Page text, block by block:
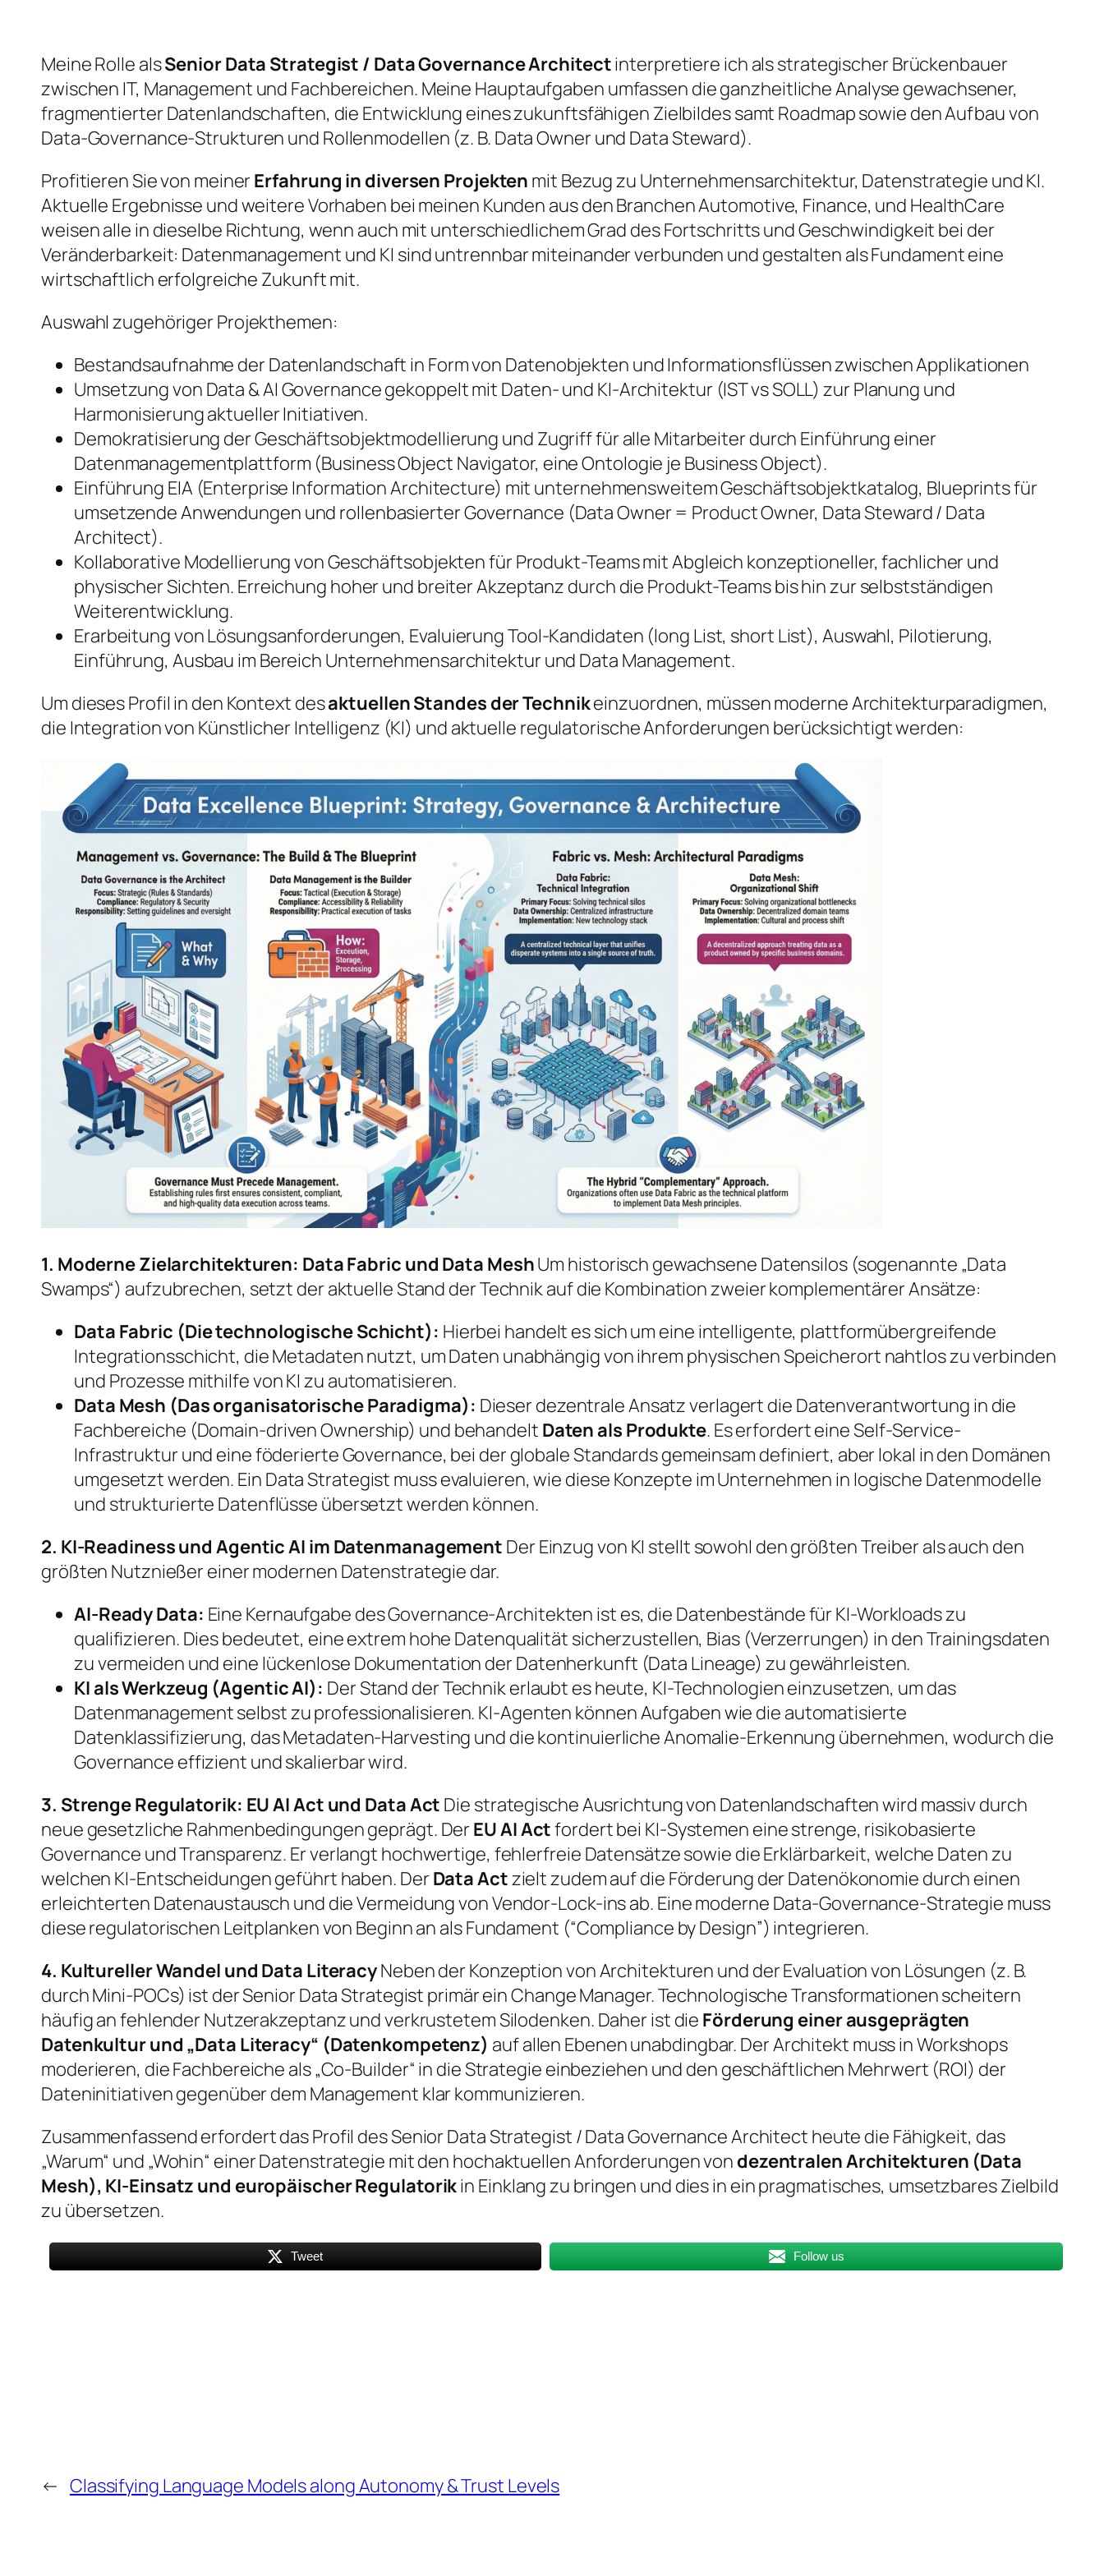
Meine Rolle alsSenior Data Strategist / Data Governance Architectinterpretiere ich als strategischer Brückenbauer
zwischen IT, Management und Fachbereichen. Meine Hauptaufgaben umfassen die ganzheitliche Analyse gewachsener,
fragmentierter Datenlandschaften, die Entwicklung eines zukunftsfähigen Zielbildes samt Roadmap sowie den Aufbau von
Data-Governance-Strukturen und Rollenmodellen (z. B. Data Owner und Data Steward).
Profitieren Sie von meiner Erfahrung in diversen Projekten mit Bezug zu Unternehmensarchitektur, Datenstrategie und KI.
Aktuelle Ergebnisse und weitere Vorhaben bei meinen Kunden aus den Branchen Automotive, Finance, und HealthCare
weisen alle in dieselbe Richtung, wenn auch mit unterschiedlichem Grad des Fortschritts und Geschwindigkeit bei der
Veränderbarkeit: Datenmanagement und KI sind untrennbar miteinander verbunden und gestalten als Fundament eine
wirtschaftlich erfolgreiche Zukunft mit.
Auswahl zugehöriger Projekthemen:
Bestandsaufnahme der Datenlandschaft in Form von Datenobjekten und Informationsflüssen zwischen Applikationen
Umsetzung von Data & AI Governance gekoppelt mit Daten- und KI-Architektur (IST vs SOLL) zur Planung und
Harmonisierung aktueller Initiativen.
Demokratisierung der Geschäftsobjektmodellierung und Zugriff für alle Mitarbeiter durch Einführung einer
Datenmanagementplattform (Business Object Navigator, eine Ontologie je Business Object).
Einführung EIA (Enterprise Information Architecture) mit unternehmensweitem Geschäftsobjektkatalog, Blueprints für
umsetzende Anwendungen und rollenbasierter Governance (Data Owner = Product Owner, Data Steward / Data
Architect).
Kollaborative Modellierung von Geschäftsobjekten für Produkt-Teams mit Abgleich konzeptioneller, fachlicher und
physischer Sichten. Erreichung hoher und breiter Akzeptanz durch die Produkt-Teams bis hin zur selbstständigen
Weiterentwicklung.
Erarbeitung von Lösungsanforderungen, Evaluierung Tool-Kandidaten (long List, short List), Auswahl, Pilotierung,
Einführung, Ausbau im Bereich Unternehmensarchitektur und Data Management.
Um dieses Profil in den Kontext desaktuellen Standes der Technikeinzuordnen, müssen moderne Architekturparadigmen,
die Integration von Künstlicher Intelligenz (KI) und aktuelle regulatorische Anforderungen berücksichtigt werden:
1. Moderne Zielarchitekturen: Data Fabric und Data MeshUm historisch gewachsene Datensilos (sogenannte „Data
Swamps“) aufzubrechen, setzt der aktuelle Stand der Technik auf die Kombination zweier komplementärer Ansätze:
Data Fabric (Die technologische Schicht): Hierbei handelt es sich um eine intelligente, plattformübergreifende
Integrationsschicht, die Metadaten nutzt, um Daten unabhängig von ihrem physischen Speicherort nahtlos zu verbinden
und Prozesse mithilfe von KI zu automatisieren.
Data Mesh (Das organisatorische Paradigma): Dieser dezentrale Ansatz verlagert die Datenverantwortung in die
Fachbereiche (Domain-driven Ownership) und behandelt Daten als Produkte. Es erfordert eine Self-Service-
Infrastruktur und eine föderierte Governance, bei der globale Standards gemeinsam definiert, aber lokal in den Domänen
umgesetzt werden. Ein Data Strategist muss evaluieren, wie diese Konzepte im Unternehmen in logische Datenmodelle
und strukturierte Datenflüsse übersetzt werden können.
2. KI-Readiness und Agentic AI im Datenmanagement Der Einzug von KI stellt sowohl den größten Treiber als auch den
größten Nutznießer einer modernen Datenstrategie dar.
AI-Ready Data: Eine Kernaufgabe des Governance-Architekten ist es, die Datenbestände für KI-Workloads zu
qualifizieren. Dies bedeutet, eine extrem hohe Datenqualität sicherzustellen, Bias (Verzerrungen) in den Trainingsdaten
zu vermeiden und eine lückenlose Dokumentation der Datenherkunft (Data Lineage) zu gewährleisten.
KI als Werkzeug (Agentic AI): Der Stand der Technik erlaubt es heute, KI-Technologien einzusetzen, um das
Datenmanagement selbst zu professionalisieren. KI-Agenten können Aufgaben wie die automatisierte
Datenklassifizierung, das Metadaten-Harvesting und die kontinuierliche Anomalie-Erkennung übernehmen, wodurch die
Governance effizient und skalierbar wird.
3. Strenge Regulatorik: EU AI Act und Data Act Die strategische Ausrichtung von Datenlandschaften wird massiv durch
neue gesetzliche Rahmenbedingungen geprägt. Der EU AI Actfordert bei KI-Systemen eine strenge, risikobasierte
Governance und Transparenz. Er verlangt hochwertige, fehlerfreie Datensätze sowie die Erklärbarkeit, welche Daten zu
welchen KI-Entscheidungen geführt haben. Der Data Actzielt zudem auf die Förderung der Datenökonomie durch einen
erleichterten Datenaustausch und die Vermeidung von Vendor-Lock-ins ab. Eine moderne Data-Governance-Strategie muss
diese regulatorischen Leitplanken von Beginn an als Fundament (“Compliance by Design”) integrieren.
4. Kultureller Wandel und Data LiteracyNeben der Konzeption von Architekturen und der Evaluation von Lösungen (z. B.
durch Mini-POCs) ist der Senior Data Strategist primär ein Change Manager. Technologische Transformationen scheitern
häufig an fehlender Nutzerakzeptanz und verkrustetem Silodenken. Daher ist die Förderung einer ausgeprägten
Datenkultur und „Data Literacy“ (Datenkompetenz) auf allen Ebenen unabdingbar. Der Architekt muss in Workshops
moderieren, die Fachbereiche als „Co-Builder“ in die Strategie einbeziehen und den geschäftlichen Mehrwert (ROI) der
Dateninitiativen gegenüber dem Management klar kommunizieren.
Zusammenfassend erfordert das Profil des Senior Data Strategist / Data Governance Architect heute die Fähigkeit, das
„Warum“ und „Wohin“ einer Datenstrategie mit den hochaktuellen Anforderungen von dezentralen Architekturen (Data
Mesh), KI-Einsatz und europäischer Regulatorikin Einklang zu bringen und dies in ein pragmatisches, umsetzbares Zielbild
zu übersetzen.
Tweet Follow us
← Classifying Language Models along Autonomy & Trust Levels